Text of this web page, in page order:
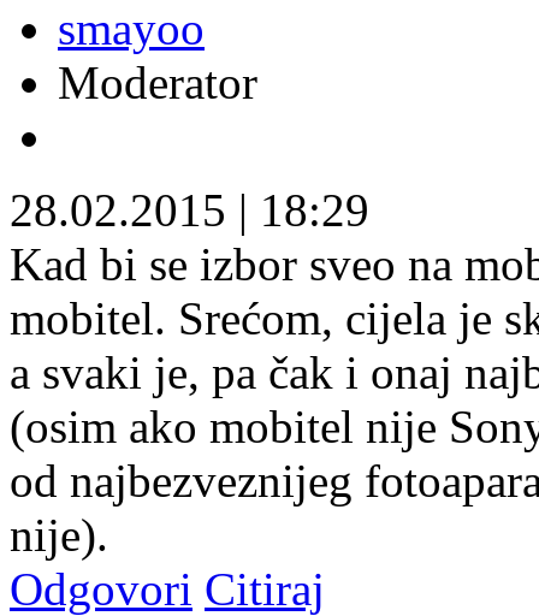
smayoo
Moderator
28.02.2015 | 18:29
Kad bi se izbor sveo na
mobitel. Srećom, cijela je
a svaki je, pa čak i onaj
(osim ako mobitel nije
od najbezveznijeg
nije).
Odgovori Citiraj